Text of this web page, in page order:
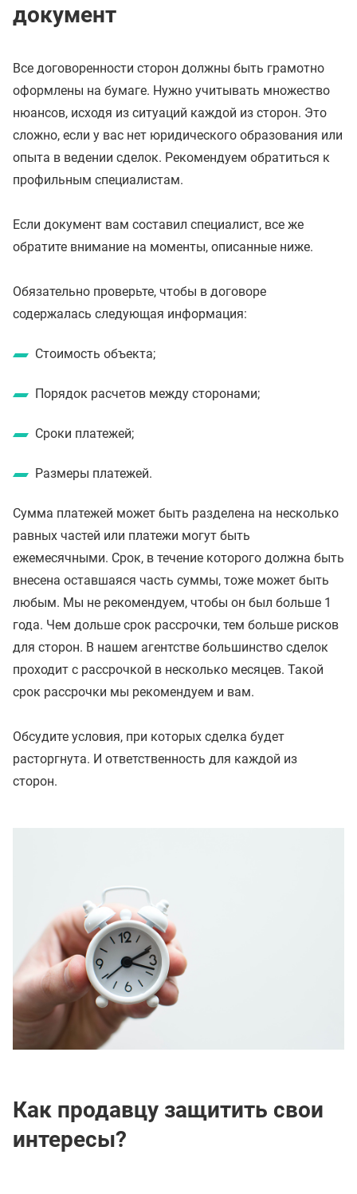
документ
Все договоренности сторон должны быть грамотно
оформлены на бумаге. Нужно учитывать множество
нюансов, исходя из ситуаций каждой из сторон. Это
сложно, если у вас нет юридического образования или
опыта в ведении сделок. Рекомендуем обратиться к
профильным специалистам.
Если документ вам составил специалист, все же
обратите внимание на моменты, описанные ниже.
Обязательно проверьте, чтобы в договоре
содержалась следующая информация:
Стоимость объекта;
Порядок расчетов между сторонами;
Сроки платежей;
Размеры платежей.
Сумма платежей может быть разделена на несколько
равных частей или платежи могут быть
ежемесячными. Срок, в течение которого должна быть
внесена оставшаяся часть суммы, тоже может быть
любым. Мы не рекомендуем, чтобы он был больше 1
года. Чем дольше срок рассрочки, тем больше рисков
для сторон. В нашем агентстве большинство сделок
проходит с рассрочкой в несколько месяцев. Такой
срок рассрочки мы рекомендуем и вам.
Обсудите условия, при которых сделка будет
расторгнута. И ответственность для каждой из
сторон.
Как продавцу защитить свои
интересы?